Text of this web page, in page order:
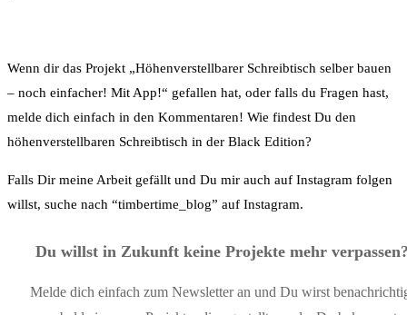
Wenn dir das Projekt „Höhenverstellbarer Schreibtisch selber bauen
– noch einfacher! Mit App!“ gefallen hat, oder falls du Fragen hast,
melde dich einfach in den Kommentaren! Wie findest Du den
höhenverstellbaren Schreibtisch in der Black Edition?
Falls Dir meine Arbeit gefällt und Du mir auch auf Instagram folgen
willst, suche nach “timbertime_blog” auf Instagram.
Du willst in Zukunft keine Projekte mehr
Melde dich einfach zum Newsletter an und Du wirst